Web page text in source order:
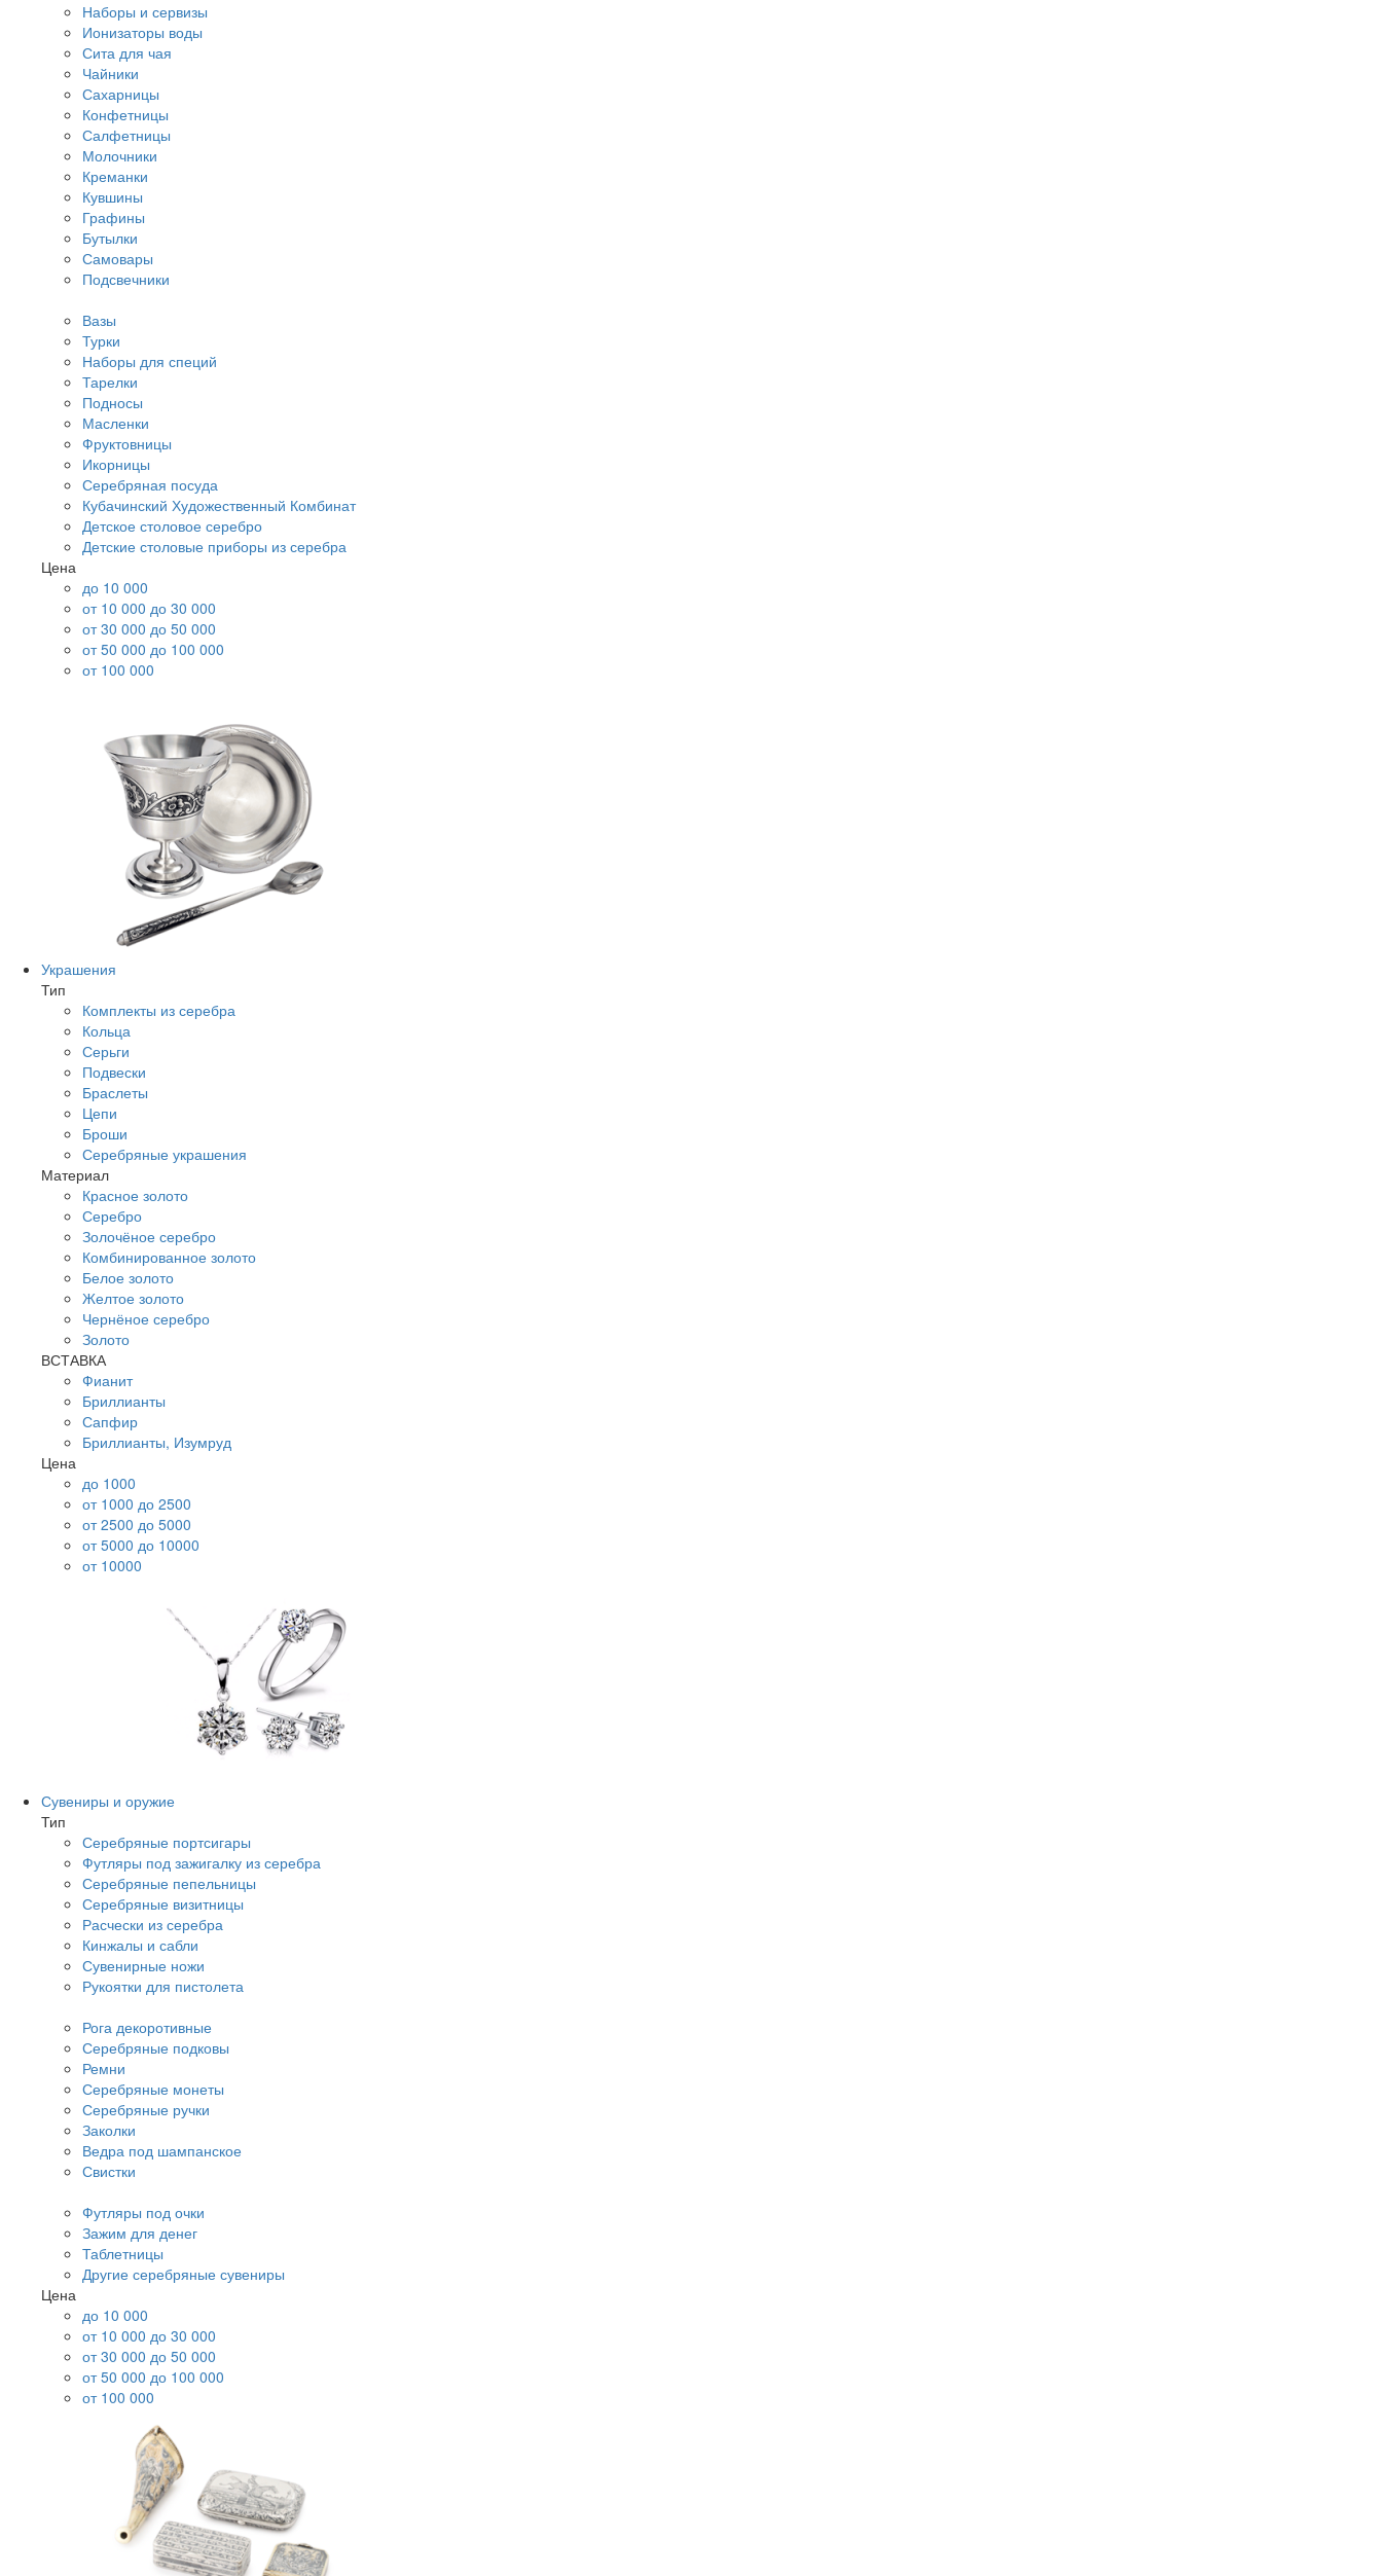
Наборы и сервизы
Ионизаторы воды
Сита для чая
Чайники
Сахарницы
Конфетницы
Салфетницы
Молочники
Креманки
Кувшины
Графины
Бутылки
Самовары
Подсвечники
Вазы
Турки
Наборы для специй
Тарелки
Подносы
Масленки
Фруктовницы
Икорницы
Серебряная посуда
Кубачинский Художественный Комбинат
Детское столовое серебро
Детские столовые приборы из серебра
Цена
до 10 000
от 10 000 до 30 000
от 30 000 до 50 000
от 50 000 до 100 000
от 100 000
Украшения
Тип
Комплекты из серебра
Кольца
Серьги
Подвески
Браслеты
Цепи
Броши
Серебряные украшения
Материал
Красное золото
Серебро
Золочёное серебро
Комбинированное золото
Белое золото
Желтое золото
Чернёное серебро
Золото
ВСТАВКА
Фианит
Бриллианты
Сапфир
Бриллианты, Изумруд
Цена
до 1000
от 1000 до 2500
от 2500 до 5000
от 5000 до 10000
от 10000
Сувениры и оружие
Тип
Серебряные портсигары
Футляры под зажигалку из серебра
Серебряные пепельницы
Серебряные визитницы
Расчески из серебра
Кинжалы и сабли
Сувенирные ножи
Рукоятки для пистолета
Рога декоротивные
Серебряные подковы
Ремни
Серебряные монеты
Серебряные ручки
Заколки
Ведра под шампанское
Свистки
Футляры под очки
Зажим для денег
Таблетницы
Другие серебряные сувениры
Цена
до 10 000
от 10 000 до 30 000
от 30 000 до 50 000
от 50 000 до 100 000
от 100 000